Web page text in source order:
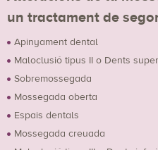
un tractament de
Apinyament dental
Maloclusió tipus II o Dents
Sobremossegada
Mossegada oberta
Espais dentals
Mossegada creuada